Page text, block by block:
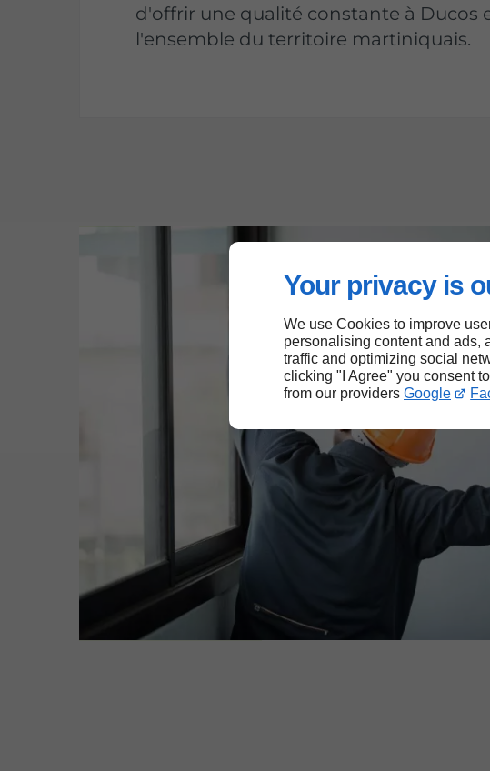
Your privacy is
We use Cookies to improve
personalising content and ads,
traffic and optimizing social
clicking "I Agree" you consent
from our providers Google
d'offrir une qualité constante à Ducos
l'ensemble du territoire martiniquais.